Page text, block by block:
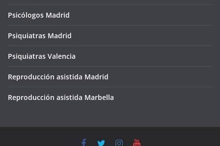
Psicólogos Madrid
Psiquiatras Madrid
Psiquiatras Valencia
Reproducción asistida Madrid
Reproducción asistida Marbella